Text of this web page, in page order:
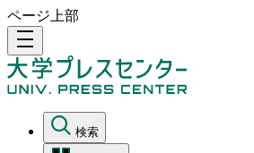
ページ上部
density_medium
検索